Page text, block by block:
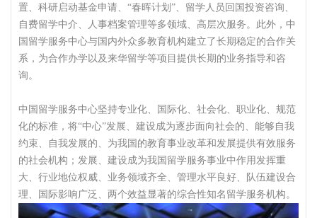
置、科研启动基金申请、“春晖计划”、留学人员回国投资咨询、
自费留学中介、人事档案管理等多领域、高层次服务。此外，中
国留学服务中心与国内外众多教育机构建立了长期稳定的合作关
系，为合作办学以及来华留学等项目提供长期的业务指导和咨
询。
中国留学服务中心坚持专业化、国际化、社会化、职业化、规范
化的标准，将“中心”发展、建设成为逐步面向社会的、能够自我
约束、自我发展的、为我国的教育事业改革和发展提供有效服务
的社会机构；发展、建设成为我国留学服务事业中作用发挥重
大、行业地位权威、业务领域齐全、管理水平良好、队伍建设合
理、国际影响广泛、两个效益显著的综合性知名留学服务机构。